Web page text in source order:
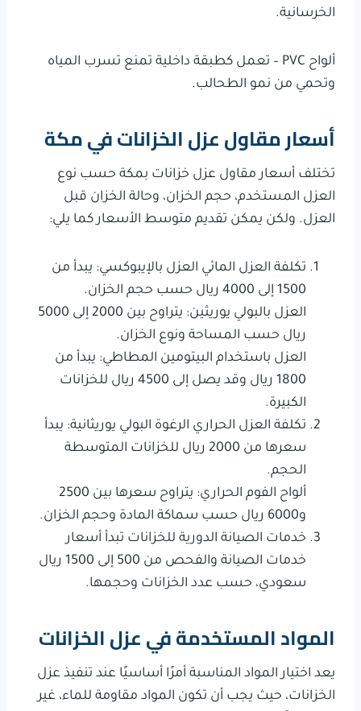
الخرسانية.
ألواح PVC – تعمل كطبقة داخلية تمنع تسرب المياه
وتحمي من نمو الطحالب.
أسعار مقاول عزل الخزانات في مكة
تختلف أسعار مقاول عزل خزانات بمكة حسب نوع
العزل المستخدم، حجم الخزان، وحالة الخزان قبل
العزل. ولكن يمكن تقديم متوسط الأسعار كما يلي:
تكلفة العزل المائي العزل بالإيبوكسي: يبدأ من
1500 إلى 4000 ريال حسب حجم الخزان.
العزل بالبولي يوريثين: يتراوح بين 2000 إلى 5000
ريال حسب المساحة ونوع الخزان.
العزل باستخدام البيتومين المطاطي: يبدأ من
1800 ريال وقد يصل إلى 4500 ريال للخزانات
الكبيرة.
تكلفة العزل الحراري الرغوة البولي يوريثانية: يبدأ
سعرها من 2000 ريال للخزانات المتوسطة
الحجم.
ألواح الفوم الحراري: يتراوح سعرها بين 2500
و6000 ريال حسب سماكة المادة وحجم الخزان.
خدمات الصيانة الدورية للخزانات تبدأ أسعار
خدمات الصيانة والفحص من 500 إلى 1500 ريال
سعودي، حسب عدد الخزانات وحجمها.
المواد المستخدمة في عزل الخزانات
يعد اختيار المواد المناسبة أمرًا أساسيًا عند تنفيذ عزل
الخزانات، حيث يجب أن تكون المواد مقاومة للماء، غير